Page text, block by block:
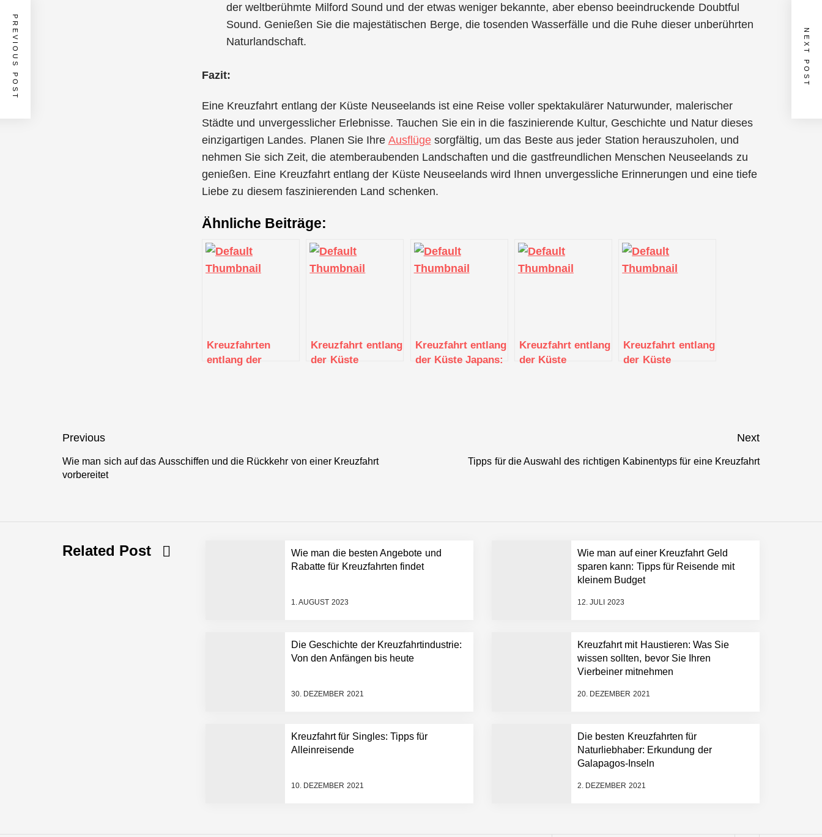
der weltberühmte Milford Sound und der etwas weniger bekannte, aber ebenso beeindruckende Doubtful
Sound. Genießen Sie die majestätischen Berge, die tosenden Wasserfälle und die Ruhe dieser unberührten
Naturlandschaft.
Fazit:
Eine Kreuzfahrt entlang der Küste Neuseelands ist eine Reise voller spektakulärer Naturwunder, malerischer
Städte und unvergesslicher Erlebnisse. Tauchen Sie ein in die faszinierende Kultur, Geschichte und Natur dieses
einzigartigen Landes. Planen Sie Ihre Ausflügesorgfältig, um das Beste aus jeder Station herauszuholen, und
nehmen Sie sich Zeit, die atemberaubenden Landschaften und die gastfreundlichen Menschen Neuseelands zu
genießen. Eine Kreuzfahrt entlang der Küste Neuseelands wird Ihnen unvergessliche Erinnerungen und eine tiefe
Liebe zu diesem faszinierenden Land schenken.
Ähnliche Beiträge:
Kreuzfahrten
entlang der
Kreuzfahrt entlang
der Küste
Kreuzfahrt entlang
der Küste Japans:
Kreuzfahrt entlang
der Küste
Kreuzfahrt entlang
der Küste
Beitragsnavigation
Previous
Previous
post:
Wie man sich auf das Ausschiffen und die Rückkehr von einer Kreuzfahrt
vorbereitet
Next
Next
Tipps für die Auswahl des richtigen Kabinentyps für eine Kreuzfahrt
PREVIOUS POST NEXT POST
Related Post
Wie man die besten Angebote und
Rabatte für Kreuzfahrten findet
1. AUGUST 2023
Wie man auf einer Kreuzfahrt Geld
sparen kann: Tipps für Reisende mit
kleinem Budget
12. JULI 2023
Die Geschichte der Kreuzfahrtindustrie:
Von den Anfängen bis heute
30. DEZEMBER 2021
Kreuzfahrt mit Haustieren: Was Sie
wissen sollten, bevor Sie Ihren
Vierbeiner mitnehmen
20. DEZEMBER 2021
Kreuzfahrt für Singles: Tipps für
Alleinreisende
10. DEZEMBER 2021
Die besten Kreuzfahrten für
Naturliebhaber: Erkundung der
Galapagos-Inseln
2. DEZEMBER 2021